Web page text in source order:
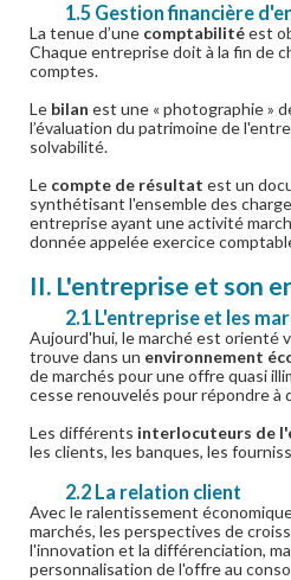
1.5 Gestion financière
La tenue d’une comptabilitéest
Chaque entreprise doit à la fin de
comptes.
Le bilan est une « photographie »
l’évaluation du patrimoine de
solvabilité.
Le compte de résultat est un
synthétisant l'ensemble des
entreprise ayant une activité
donnée appelée exercice
II. L'entreprise et son
2.1 L'entreprise et les
Aujourd'hui, le marché est orienté
trouve dans un environnement
de marchés pour une offre quasi
cesse renouvelés pour répondre à
Les différents interlocuteurs de
les clients, les banques, les
2.2 La relation client
Avec le ralentissement
marchés, les perspectives de
l'innovation et la différenciation,
personnalisation de l'offre au